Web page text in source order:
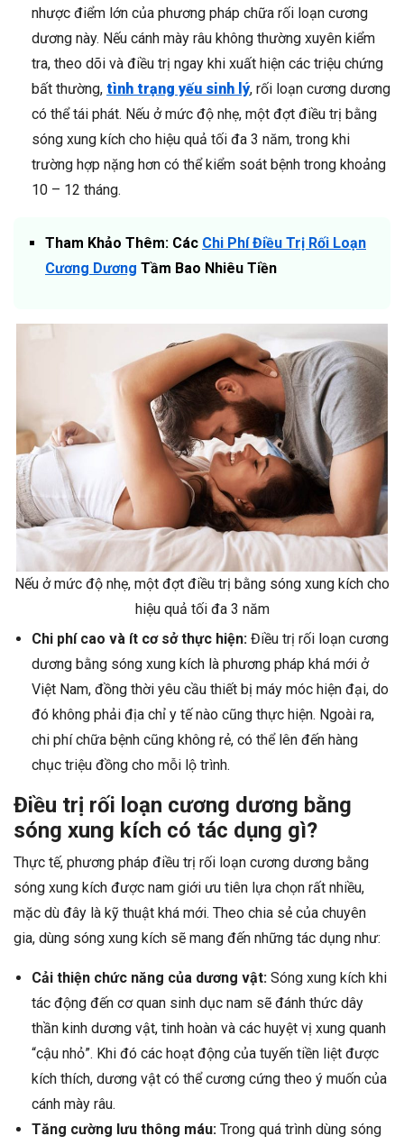
nhược điểm lớn của phương pháp chữa rối loạn cương
dương này. Nếu cánh mày râu không thường xuyên kiểm
tra, theo dõi và điều trị ngay khi xuất hiện các triệu chứng
bất thường, tình trạng yếu sinh lý, rối loạn cương dương
có thể tái phát. Nếu ở mức độ nhẹ, một đợt điều trị bằng
sóng xung kích cho hiệu quả tối đa 3 năm, trong khi
trường hợp nặng hơn có thể kiểm soát bệnh trong khoảng
10 – 12 tháng.
Tham Khảo Thêm: Các Chi Phí Điều Trị Rối Loạn
Cương Dương Tầm Bao Nhiêu Tiền
Nếu ở mức độ nhẹ, một đợt điều trị bằng sóng xung kích cho
hiệu quả tối đa 3 năm
Chi phí cao và ít cơ sở thực hiện: Điều trị rối loạn cương
dương bằng sóng xung kích là phương pháp khá mới ở
Việt Nam, đồng thời yêu cầu thiết bị máy móc hiện đại, do
đó không phải địa chỉ y tế nào cũng thực hiện. Ngoài ra,
chi phí chữa bệnh cũng không rẻ, có thể lên đến hàng
chục triệu đồng cho mỗi lộ trình.
Điều trị rối loạn cương dương bằng
sóng xung kích có tác dụng gì?
Thực tế, phương pháp điều trị rối loạn cương dương bằng
sóng xung kích được nam giới ưu tiên lựa chọn rất nhiều,
mặc dù đây là kỹ thuật khá mới. Theo chia sẻ của chuyên
gia, dùng sóng xung kích sẽ mang đến những tác dụng như:
Cải thiện chức năng của dương vật: Sóng xung kích khi
tác động đến cơ quan sinh dục nam sẽ đánh thức dây
thần kinh dương vật, tinh hoàn và các huyệt vị xung quanh
“cậu nhỏ”. Khi đó các hoạt động của tuyến tiền liệt được
kích thích, dương vật có thể cương cứng theo ý muốn của
cánh mày râu.
Tăng cường lưu thông máu: Trong quá trình dùng sóng